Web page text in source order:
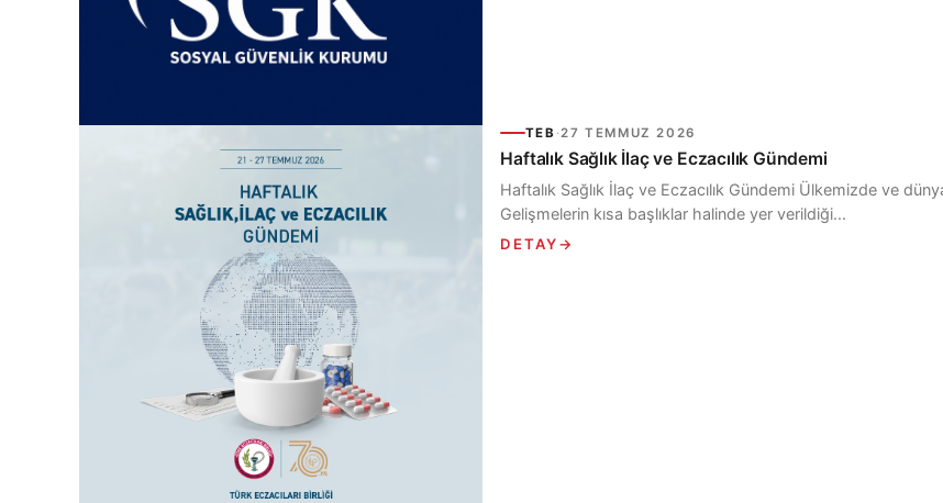
TEB ·27 TEMMUZ 2026
Haftalık Sağlık İlaç ve Eczacılık Gündemi
Haftalık Sağlık İlaç ve Eczacılık Gündemi Ülkemizde ve
Gelişmelerin kısa başlıklar halinde yer verildiği...
DETAY→